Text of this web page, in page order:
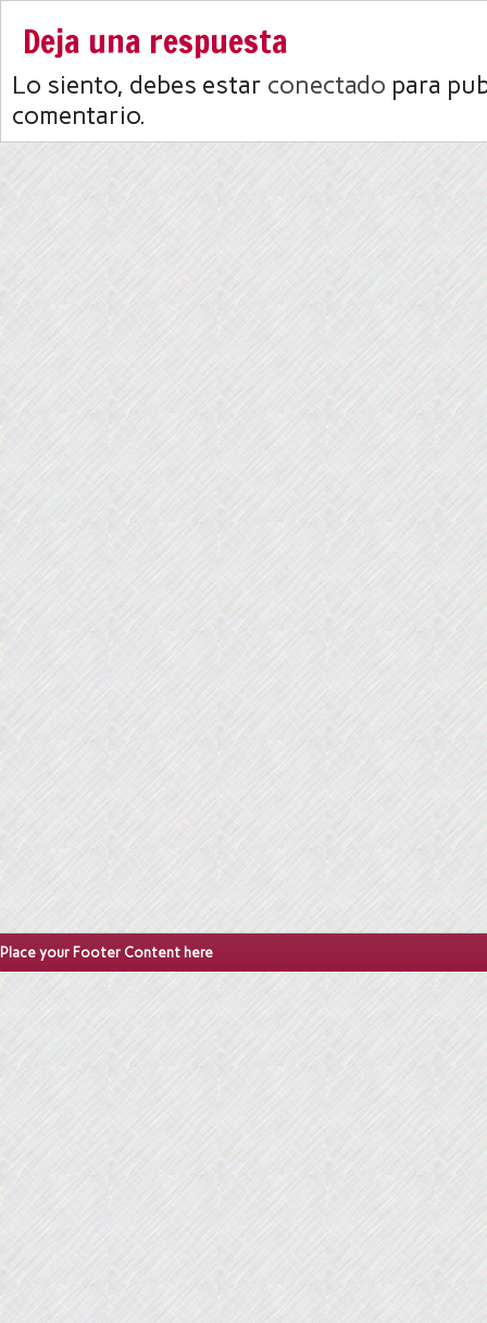
Deja una respuesta
Lo siento, debes estar conectado para
comentario.
Place your Footer Content here